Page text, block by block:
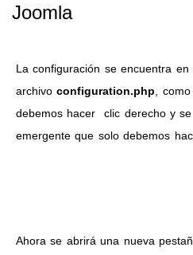
Joomla
La configuración se encuentra en
archivoconfiguration.php ,
debemos hacer clic derecho y
emergente que solo debemos
Ahora se abrirá una nueva